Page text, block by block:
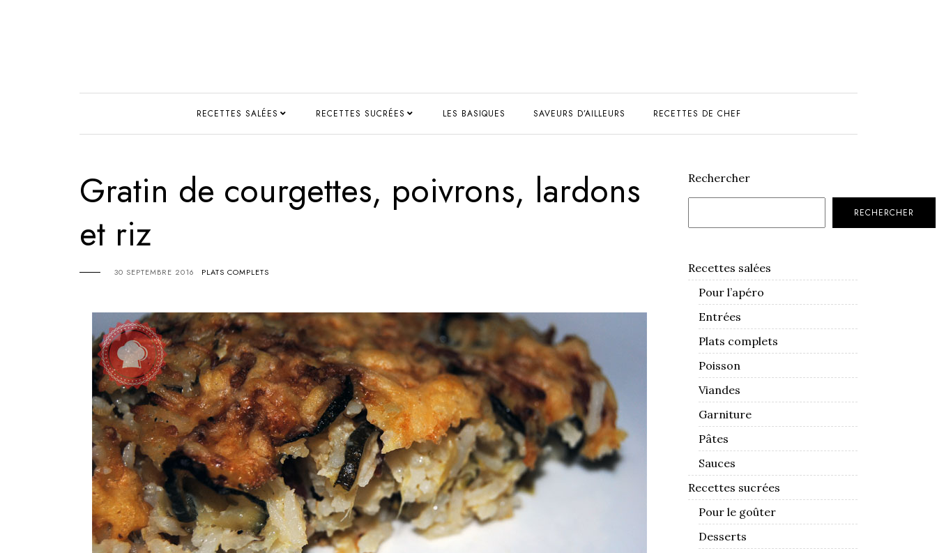
RECETTES SALÉES RECETTES SUCRÉES LES BASIQUES SAVEURS D’AILLEURS RECETTES DE CHEF
Gratin de courgettes, poivrons, lardons
et riz
30 SEPTEMBRE 2016 PLATS COMPLETS
Rechercher
RECHERCHER
Recettes salées
Pour l’apéro
Entrées
Plats complets
Poisson
Viandes
Garniture
Pâtes
Sauces
Recettes sucrées
Pour le goûter
Desserts